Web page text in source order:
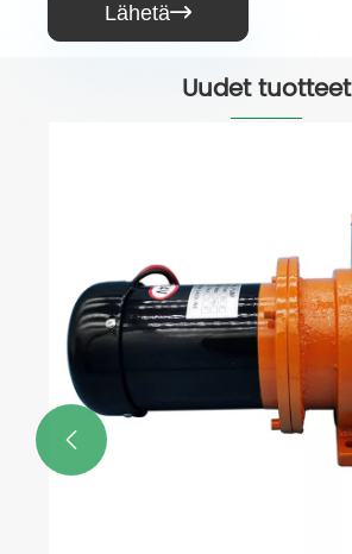
Lähetä
Uudet tuotteet
